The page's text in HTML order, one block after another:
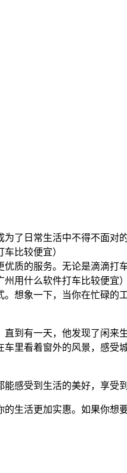
了日常生活中不得不面对
质的服务。无论是滴滴打
想象一下，当你在忙碌的
到有一天，他发现了闲来
里看着窗外的风景，感受
感受到生活的美好，享受
的生活更加实惠。如果你想